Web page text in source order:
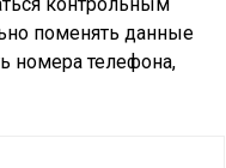
поменять данные
номера телефона,